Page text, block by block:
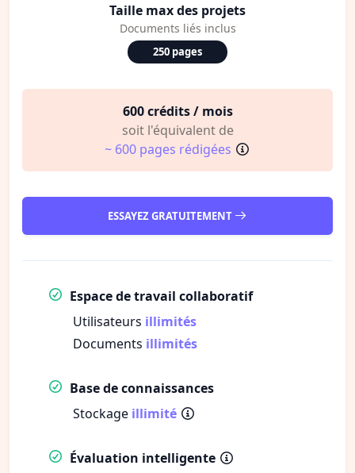
Taille max des projets
Documents liés inclus
250 pages
600 crédits / mois
soit l'équivalent de
~ 600 pages rédigées
ESSAYEZ GRATUITEMENT
Espace de travail collaboratif
Utilisateurs illimités
Documents illimités
Base de connaissances
Stockage illimité
Évaluation intelligente